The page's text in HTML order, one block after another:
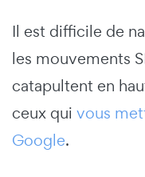
Il est difficile de
les mouvements
catapultent en
ceux qui vous
Google.